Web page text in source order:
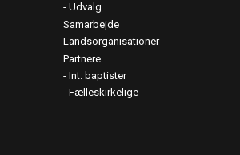
Udvalg
Samarbejde
Landsorganisationer
Partnere
Int. baptister
Fælleskirkelige